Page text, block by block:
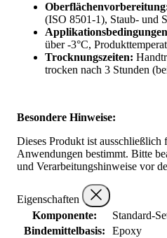
(ISO 8501-1), Staub- und
über -3°C,
Trocknungszeiten:
trocken nach 3 Stunden
Besondere Hinweise:
Dieses Produkt ist ausschließlich
Anwendungen bestimmt. Bitte
und Verarbeitungshinweise vor
Eigenschaften
Komponente:
Standard-
Bindemittelbasis:
Epoxy